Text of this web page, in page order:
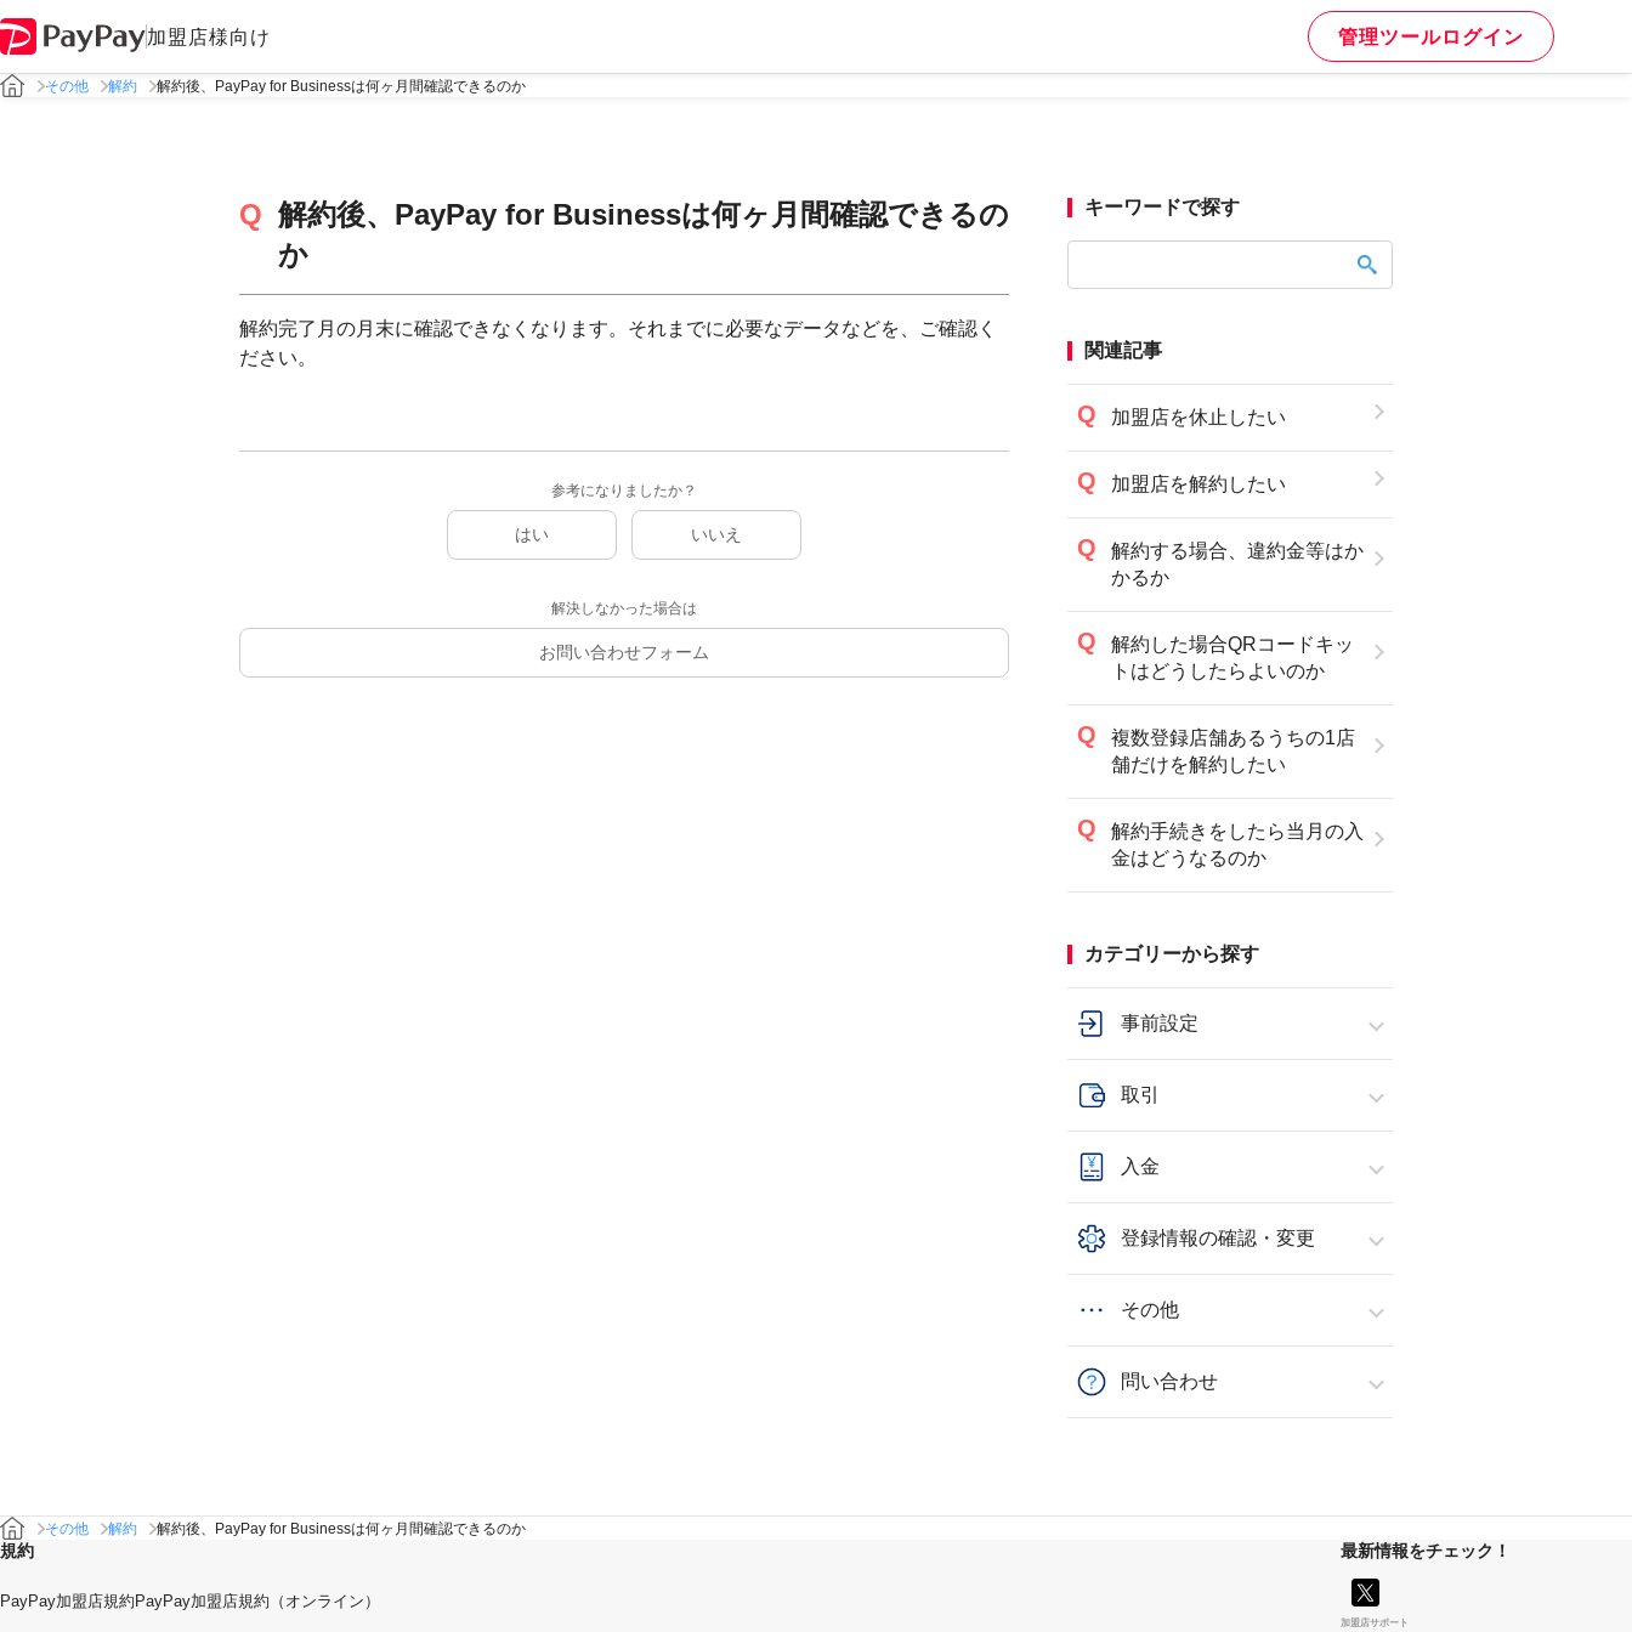
加盟店様向け 管理ツールログイン
その他 解約 解約後、PayPay for Businessは何ヶ月間確認できるのか
解約後、PayPay for Businessは何ヶ月間確認できるの
か
解約完了月の月末に確認できなくなります。それまでに必要なデータなどを、ご確認く
ださい。
参考になりましたか？
はい いいえ
解決しなかった場合は
お問い合わせフォーム
キーワードで探す
関連記事
加盟店を休止したい
加盟店を解約したい
解約する場合、違約金等はか
かるか
解約した場合QRコードキッ
トはどうしたらよいのか
複数登録店舗あるうちの1店
舗だけを解約したい
解約手続きをしたら当月の入
金はどうなるのか
カテゴリーから探す
事前設定
取引
入金
登録情報の確認・変更
その他
問い合わせ
その他 解約 解約後、PayPay for Businessは何ヶ月間確認できるのか
規約
PayPay加盟店規約 PayPay加盟店規約（オンライン）
最新情報をチェック！
加盟店サポート